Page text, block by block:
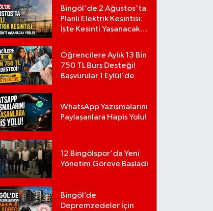
Bingöl'de 2 Ağustos'ta
Planlı Elektrik Kesintisi:
İşte Kesinti Yaşanacak
Öğrencilere Aylık 13 Bin
750 TL Burs Desteği!
Başvurular 1 Eylül'de
WhatsApp Yazışmalarını
Paylaşanlara Hapis Yolu!
12 Bingölspor'da Yeni
Yönetim Göreve Başladı
Bingöl’de
Depremzedeler İçin